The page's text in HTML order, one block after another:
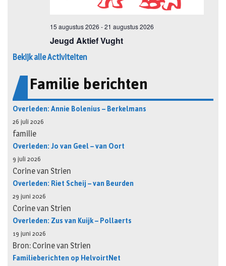
Bekijk alle Activiteiten
Familie berichten
Overleden: Annie Bolenius – Berkelmans
26 juli 2026
familie
Overleden: Jo van Geel – van Oort
9 juli 2026
Corine van Strien
Overleden: Riet Scheij – van Beurden
29 juni 2026
Corine van Strien
Overleden: Zus van Kuijk – Pollaerts
19 juni 2026
Bron: Corine van Strien
Familieberichten op HelvoirtNet